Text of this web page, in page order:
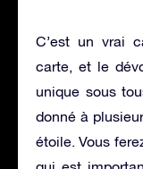
C’est un vrai
carte, et le
unique sous
donné à
étoile. Vous